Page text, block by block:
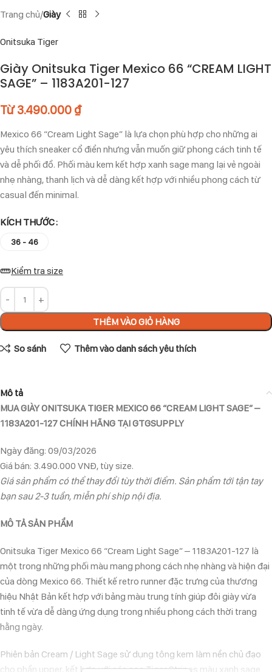
Trang chủ Giày
Onitsuka Tiger
Giày Onitsuka Tiger Mexico 66 “CREAM LIGHT
SAGE” – 1183A201-127
Từ3.490.000 ₫
Mexico 66 “Cream Light Sage” là lựa chọn phù hợp cho những ai
yêu thích sneaker cổ điển nhưng vẫn muốn giữ phong cách tinh tế
và dễ phối đồ. Phối màu kem kết hợp xanh sage mang lại vẻ ngoài
nhẹ nhàng, thanh lịch và dễ dàng kết hợp với nhiều phong cách từ
casual đến minimal.
KÍCH THƯỚC
36 - 46
Kiểm tra size
THÊM VÀO GIỎ HÀNG
So sánh Thêm vào danh sách yêu thích
Mô tả
MUA GIÀY ONITSUKA TIGER MEXICO 66 “CREAM LIGHT SAGE” –
1183A201-127 CHÍNH HÃNG TẠI GTGSUPPLY
Ngày đăng: 09/03/2026
Giá bán: 3.490.000 VNĐ, tùy size.
Giá sản phẩm có thể thay đổi tùy thời điểm. Sản phẩm tới tận tay
bạn sau 2-3 tuần, miễn phí ship nội địa.
MÔ TẢ SẢN PHẨM
Onitsuka Tiger Mexico 66 “Cream Light Sage” – 1183A201-127 là
một trong những phối màu mang phong cách nhẹ nhàng và hiện đại
của dòng Mexico 66. Thiết kế retro runner đặc trưng của thương
hiệu Nhật Bản kết hợp với bảng màu trung tính giúp đôi giày vừa
tinh tế vừa dễ dàng ứng dụng trong nhiều phong cách thời trang
hằng ngày.
Phiên bản Cream / Light Sage sử dụng tông kem làm nền chủ đạo
cho phần upper, kết hợp với các sọc Tiger Stripes màu xanh sage